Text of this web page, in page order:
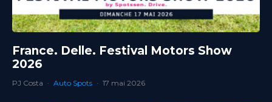
France. Delle. Festival Motors Show
2026
PJ Costa · Auto Spots · 17 mai 2026